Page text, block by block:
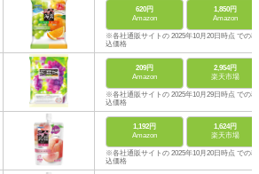
620円
Amazon
1,850円
Amazon
※各社通販サイトの 2025年10月20日時点 での税
込価格
209円
Amazon
2,954円
楽天市場
※各社通販サイトの 2025年10月29日時点 での税
込価格
1,192円
Amazon
1,624円
楽天市場
※各社通販サイトの 2025年10月20日時点 での税
込価格